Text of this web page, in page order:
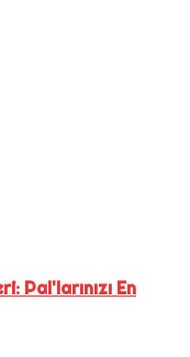
Pal'larınızı En